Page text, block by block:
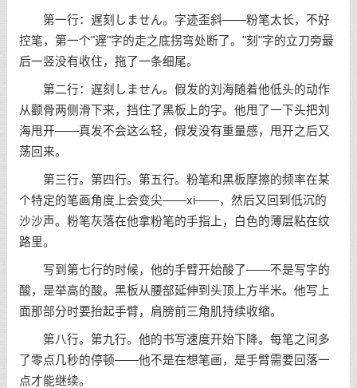
第一行：遅刻しません。字迹歪斜——粉笔太长，不好
控笔，第一个"遅"字的走之底拐弯处断了。"刻"字的立刀旁最
后一竖没有收住，拖了一条细尾。
第二行：遅刻しません。假发的刘海随着他低头的动作
从颧骨两侧滑下来，挡住了黑板上的字。他甩了一下头把刘
海甩开——真发不会这么轻，假发没有重量感，甩开之后又
荡回来。
第三行。第四行。第五行。粉笔和黑板摩擦的频率在某
个特定的笔画角度上会变尖——xi——，然后又回到低沉的
沙沙声。粉笔灰落在他拿粉笔的手指上，白色的薄层粘在纹
路里。
写到第七行的时候，他的手臂开始酸了——不是写字的
酸，是举高的酸。黑板从腰部延伸到头顶上方半米。他写上
面那部分时要抬起手臂，肩膀前三角肌持续收缩。
第八行。第九行。他的书写速度开始下降。每笔之间多
了零点几秒的停顿——他不是在想笔画，是手臂需要回落一
点才能继续。